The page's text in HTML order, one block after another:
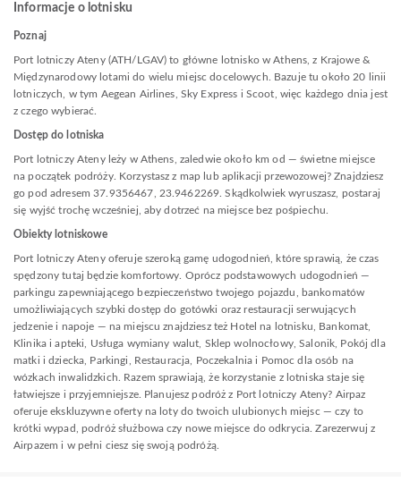
Informacje o lotnisku
Poznaj
Port lotniczy Ateny (ATH/LGAV) to główne lotnisko w Athens, z Krajowe &
Międzynarodowy lotami do wielu miejsc docelowych. Bazuje tu około 20 linii
lotniczych, w tym Aegean Airlines, Sky Express i Scoot, więc każdego dnia jest
z czego wybierać.
Dostęp do lotniska
Port lotniczy Ateny leży w Athens, zaledwie około km od — świetne miejsce
na początek podróży. Korzystasz z map lub aplikacji przewozowej? Znajdziesz
go pod adresem 37.9356467, 23.9462269. Skądkolwiek wyruszasz, postaraj
się wyjść trochę wcześniej, aby dotrzeć na miejsce bez pośpiechu.
Obiekty lotniskowe
Port lotniczy Ateny oferuje szeroką gamę udogodnień, które sprawią, że czas
spędzony tutaj będzie komfortowy. Oprócz podstawowych udogodnień —
parkingu zapewniającego bezpieczeństwo twojego pojazdu, bankomatów
umożliwiających szybki dostęp do gotówki oraz restauracji serwujących
jedzenie i napoje — na miejscu znajdziesz też Hotel na lotnisku, Bankomat,
Klinika i apteki, Usługa wymiany walut, Sklep wolnocłowy, Salonik, Pokój dla
matki i dziecka, Parkingi, Restauracja, Poczekalnia i Pomoc dla osób na
wózkach inwalidzkich. Razem sprawiają, że korzystanie z lotniska staje się
łatwiejsze i przyjemniejsze. Planujesz podróż z Port lotniczy Ateny? Airpaz
oferuje ekskluzywne oferty na loty do twoich ulubionych miejsc — czy to
krótki wypad, podróż służbowa czy nowe miejsce do odkrycia. Zarezerwuj z
Airpazem i w pełni ciesz się swoją podróżą.